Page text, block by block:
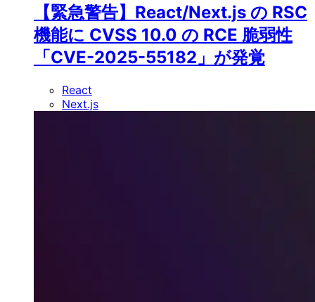
【緊急警告】React/Next.js の RSC
機能に CVSS 10.0 の RCE 脆弱性
「CVE-2025-55182」が発覚
React
Next.js